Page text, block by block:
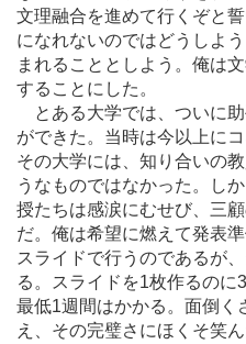
文理融合を進めて行くぞと
になれないのではどうしよ
まれることとしよう。俺は
することにした。
とある大学では、ついに
ができた。当時は今以上に
その大学には、知り合いの
うなものではなかった。し
授たちは感涙にむせび、三
だ。俺は希望に燃えて発表
スライドで行うのであるが
る。スライドを1枚作るのに
最低1週間はかかる。面倒く
え、その完璧さにほくそ笑